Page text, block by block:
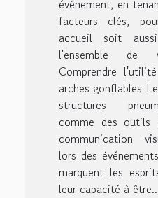
événement, en
facteurs clés,
accueil soit
l'ensemble de
Comprendre
arches gonflables
structures
comme des outils
communication
lors des
marquent les
leur capacité à